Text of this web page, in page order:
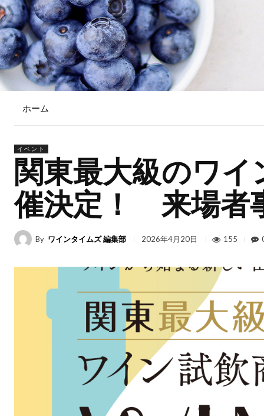
ホーム
イベント
関東最大級のワイ
催決定！ 来場者
By ワインタイムズ 編集部 2026年4月20日 155